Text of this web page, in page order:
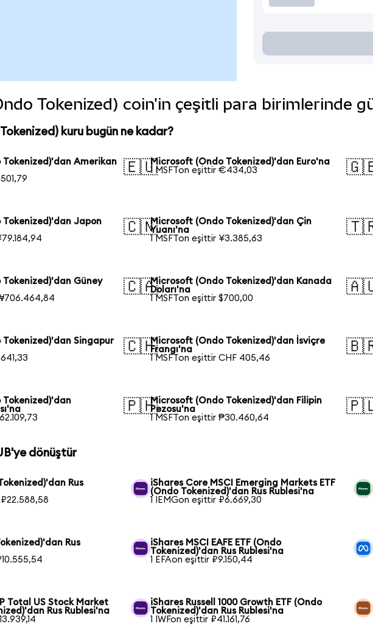
Tokenized) coin'in çeşitli para birimlerinde
kuru bugün ne kadar?
Amerikan
🇪🇺Microsoft (Ondo Tokenized)'dan Euro'na
1 MSFTon eşittir €434,03
Japon
🇨🇳Microsoft (Ondo Tokenized)'dan Çin
Yuanı'na
1 MSFTon eşittir ¥3.385,63
Güney
🇨🇦Microsoft (Ondo Tokenized)'dan Kanada
Doları'na
1 MSFTon eşittir $700,00
Singapur
🇨🇭Microsoft (Ondo Tokenized)'dan İsviçre
Frangı'na
1 MSFTon eşittir CHF 405,46
🇵🇭Microsoft (Ondo Tokenized)'dan Filipin
Pezosu'na
1 MSFTon eşittir ₱30.460,64
dönüştür
Rus
iShares Core MSCI Emerging Markets ETF
(Ondo Tokenized)'dan Rus Rublesi'na
1 IEMGon eşittir ₽6.669,30
Rus
iShares MSCI EAFE ETF (Ondo
Tokenized)'dan Rus Rublesi'na
1 EFAon eşittir ₽9.150,44
Total US Stock Market
Rus Rublesi'na
iShares Russell 1000 Growth ETF (Ondo
Tokenized)'dan Rus Rublesi'na
1 IWFon eşittir ₽41.161,76